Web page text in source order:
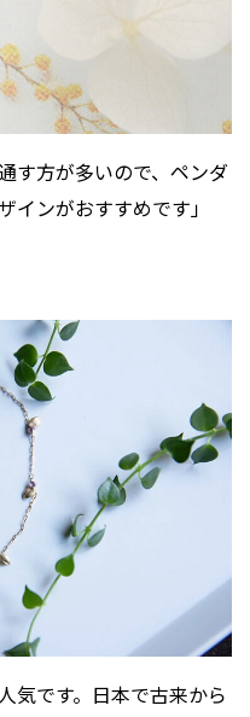
す方が多いので、ペンダ
インがおすすめです」
気です。日本で古来から